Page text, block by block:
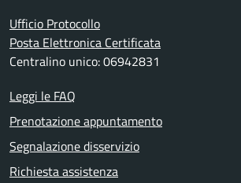
Ufficio Protocollo
Posta Elettronica Certificata
Centralino unico: 06942831
Leggi le FAQ
Prenotazione appuntamento
Segnalazione disservizio
Richiesta assistenza